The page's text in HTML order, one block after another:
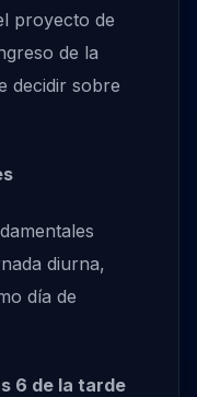
proyecto de
de la
decidir sobre
diurna,
día de
6 de la tarde